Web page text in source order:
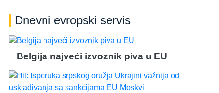
Dnevni evropski servis
Belgija najveći izvoznik piva u EU